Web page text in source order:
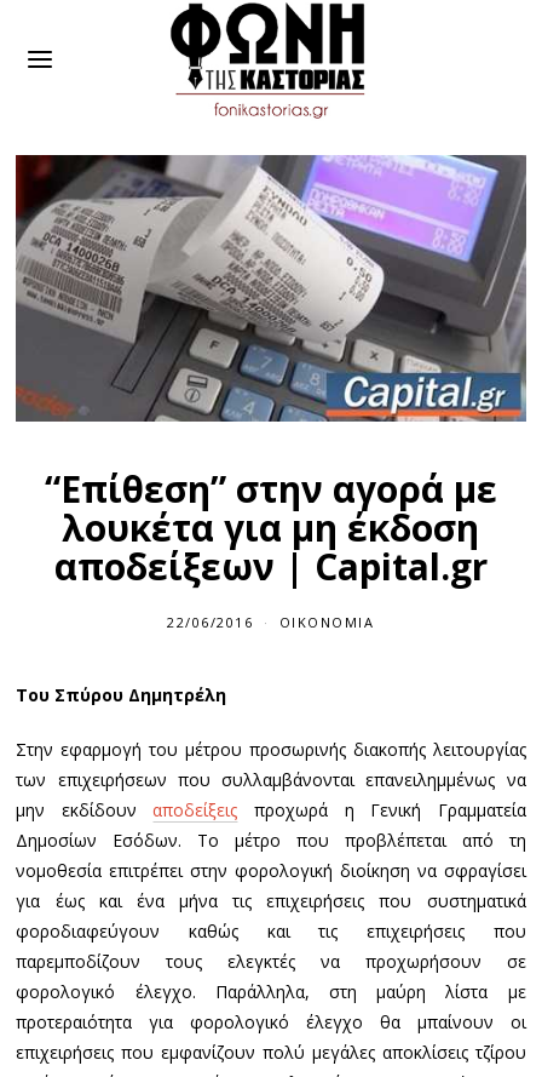
“Επίθεση” στην αγορά με
λουκέτα για μη έκδοση
αποδείξεων | Capital.gr
22/06/2016
0
6
ΟΙΚΟΝΟΜΊΑ
Του Σπύρου Δημητρέλη
Στην εφαρμογή του μέτρου προσωρινής διακοπής λειτουργίας
των επιχειρήσεων που συλλαμβάνονται επανειλημμένως να
μην εκδίδουναποδείξεις προχωρά η Γενική Γραμματεία
Δημοσίων Εσόδων. Το μέτρο που προβλέπεται από τη
νομοθεσία επιτρέπει στην φορολογική διοίκηση να σφραγίσει
για έως και ένα μήνα τις επιχειρήσεις που συστηματικά
φοροδιαφεύγουν καθώς και τις επιχειρήσεις που
παρεμποδίζουν τους ελεγκτές να προχωρήσουν σε
φορολογικό έλεγχο. Παράλληλα, στη μαύρη λίστα με
προτεραιότητα για φορολογικό έλεγχο θα μπαίνουν οι
επιχειρήσεις που εμφανίζουν πολύ μεγάλες αποκλίσεις τζίρου